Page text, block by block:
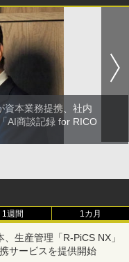
資本業務提携、社内
AI商談記録 for RICO
1週間 1カ月
生産管理「R-PiCS NX」
サービスを提供開始